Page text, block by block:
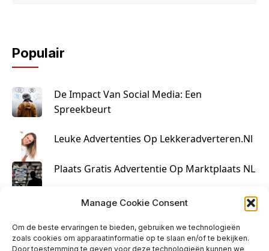
Manage Cookie Consent
Om de beste ervaringen te bieden, gebruiken we technologieën
zoals cookies om apparaatinformatie op te slaan en/of te bekijken.
Door toestemming te geven voor deze technologieën kunnen we
Populair
De Impact Van Social Media: Een
Spreekbeurt
Leuke Advertenties Op Lekkeradverteren.nl
Plaats Gratis Advertentie Op Marktplaats NL
Kruisbestuiving Voor Succesvolle Marketing